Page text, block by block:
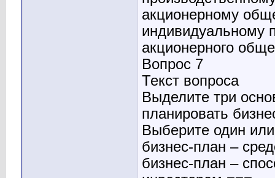
акционерному
индивидуальному
акционерного
Вопрос 7
Текст вопроса
Выделите три
планировать
Выберите один
бизнес-план –
бизнес-план –